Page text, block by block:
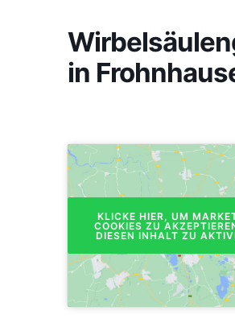
in
KLICKE HIER, UM
COOKIES ZU
DIESEN INHALT ZU